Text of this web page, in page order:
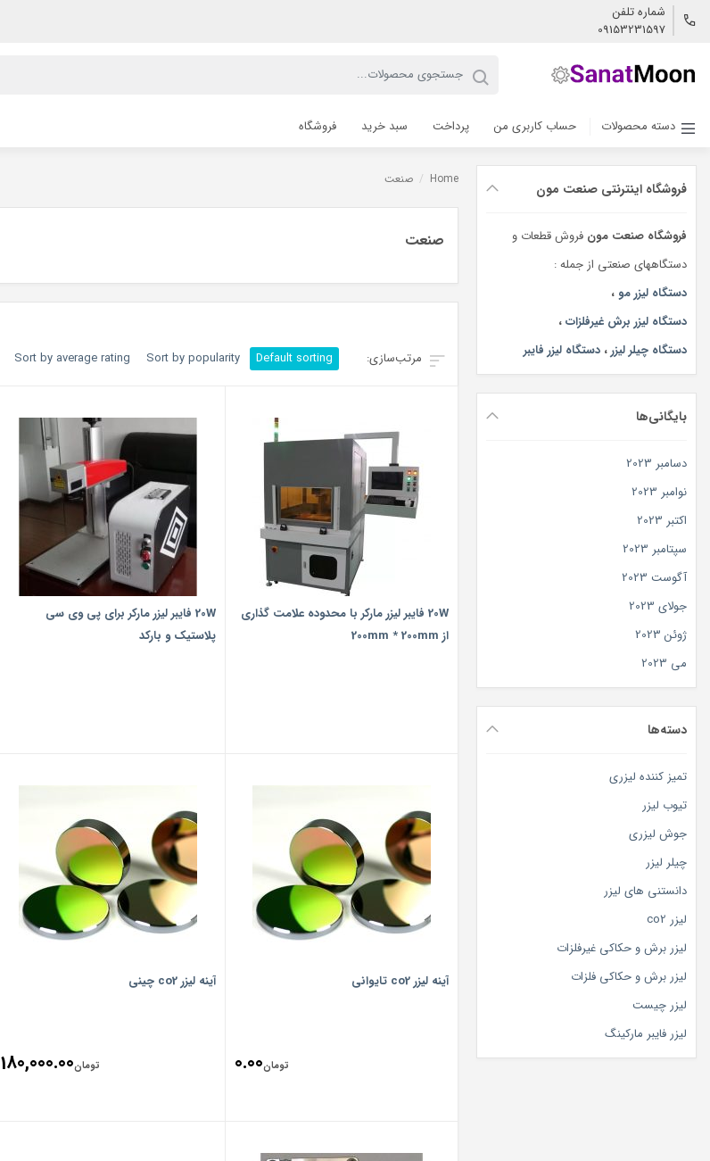
شماره تلفن
09153231597
دسته محصولات حساب کاربری من پرداخت سبد خرید فروشگاه
فروشگاه اینترنتی صنعت مون
فروشگاه صنعت مون فروش قطعات و
دستگاههای صنعتی از جمله :
دستگاه لیزر مو ،
دستگاه لیزر برش غیرفلزات،
دستگاه چیلر لیزر، دستگاه لیزر فایبر
بایگانی‌ها
دسامبر 2023
نوامبر 2023
اکتبر 2023
سپتامبر 2023
آگوست 2023
جولای 2023
ژوئن 2023
می 2023
دسته‌ها
تمیز کننده لیزری
تیوب لیزر
جوش لیزری
چیلر لیزر
دانستنی های لیزر
لیزر co2
لیزر برش و حکاکی غیرفلزات
لیزر برش و حکاکی فلزات
لیزر چیست
لیزر فایبر مارکینگ
Home
/ صنعت
صنعت
Default sorting
Sort by popularity
Sort by average rating
20W فایبر لیزر مارکر با محدوده علامت گذاری
از 200mm * 200mm
20W فایبر لیزر مارکر برای پی وی سی
پلاستیک و بارکد
آینه لیزر co2 تایوانی
تومان0.00
آینه لیزر co2 چینی
تومان180,000.00